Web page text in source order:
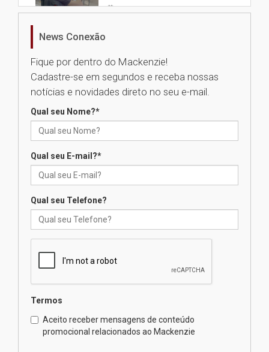
04.08.2026
na educação dos filhos além da
escola
04.08.2026
docentes para debater
Professora do Mackenzie é
finalista do Prêmio Jabuti com
04.08.2026
internacionais
03.08.2026
News Conexão
Fique por dentro do Mackenzie!
Cadastre-se em segundos e receba nossas
notícias e novidades direto no seu e-mail.
Qual seu Nome?*
Qual seu E-mail?*
Qual seu Telefone?
Termos
Aceito receber mensagens de conteúdo
promocional relacionados ao Mackenzie